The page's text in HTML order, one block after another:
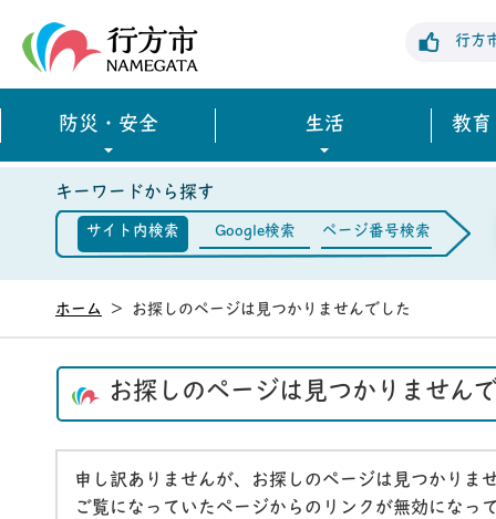
行方
防災・安全 生活 教育
キーワードから探す
サイト内検索 Google検索 ページ番号検索
ホーム > お探しのページは見つかりませんでした
お探しのページは見つかりません
申し訳ありませんが、お探しのページは見つかりま
ご覧になっていたページからのリンクが無効にな